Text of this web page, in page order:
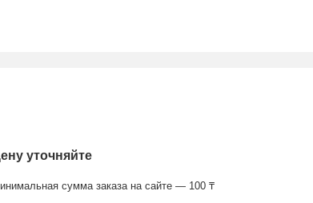
уточняйте
сумма заказа на сайте — 100 ₸